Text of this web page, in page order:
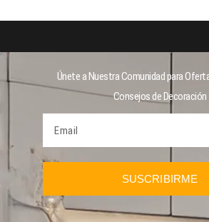
Únete a Nuestra Comunidad para
Consejos de Decoración
SUSCRIBIRME